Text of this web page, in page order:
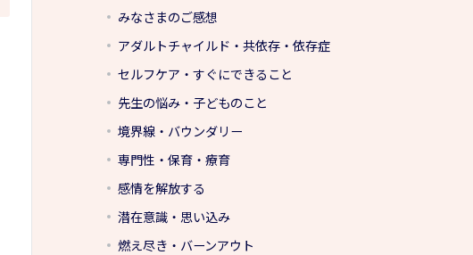
みなさまのご感想
アダルトチャイルド・共依存・依存症
セルフケア・すぐにできること
先生の悩み・子どものこと
境界線・バウンダリー
専門性・保育・療育
感情を解放する
潜在意識・思い込み
燃え尽き・バーンアウト